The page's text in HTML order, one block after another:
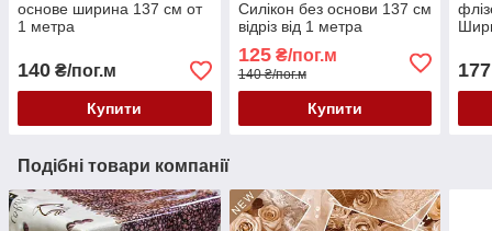
основе ширина 137 см от
1 метра
140 ₴/пог.м
Купити
Силікон без основи 137 см
відріз від 1 метра
125₴/пог.м
140 ₴/пог.м
Купити
177
Подібні товари компанії